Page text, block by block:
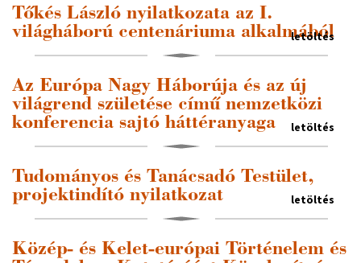
Tőkés László nyilatkozata az I.
világháború centenáriuma alkalmából
letöltés
Az Európa Nagy Háborúja és az új
világrend születése című nemzetközi
konferencia sajtó háttéranyaga
letöltés
Tudományos és Tanácsadó Testület,
projektindító nyilatkozat
letöltés
Közép- és Kelet-európai Történelem és